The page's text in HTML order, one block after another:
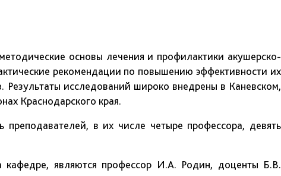
основы лечения и профилактики акушерско-
рекомендации по повышению эффективности их
исследований широко внедрены в Каневском,
Краснодарского края.
в их числе четыре профессора, девять
являются профессор И.А. Родин, доценты Б.В.